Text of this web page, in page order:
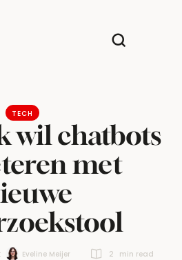
TECH
wil chatbots
met
Eveline Meijer 2 min read